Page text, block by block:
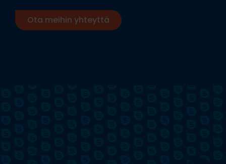
Ota meihin yhteyttä